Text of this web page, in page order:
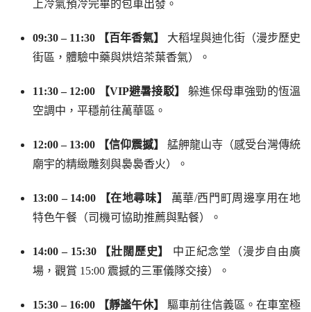
上冷氣預冷完畢的包車出發。
09:30 – 11:30 【百年香氣】
大稻埕與迪化街（漫步歷史
街區，體驗中藥與烘焙茶葉香氣）。
11:30 – 12:00 【VIP避暑接駁】
躲進保母車強勁的恆溫
空調中，平穩前往萬華區。
12:00 – 13:00 【信仰震撼】
艋舺龍山寺（感受台灣傳統
廟宇的精緻雕刻與裊裊香火）。
13:00 – 14:00 【在地尋味】
萬華/西門町周邊享用在地
特色午餐（司機可協助推薦與點餐）。
14:00 – 15:30 【壯闊歷史】
中正紀念堂（漫步自由廣
場，觀賞 15:00 震撼的三軍儀隊交接）。
15:30 – 16:00 【靜謐午休】
驅車前往信義區。在車室極